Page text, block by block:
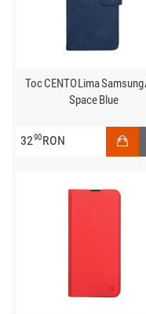
Toc CENTO Lima Samsung
Space Blue
3290RON